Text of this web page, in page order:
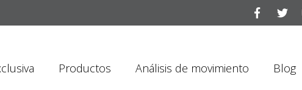
Productos Análisis de movimiento Blog